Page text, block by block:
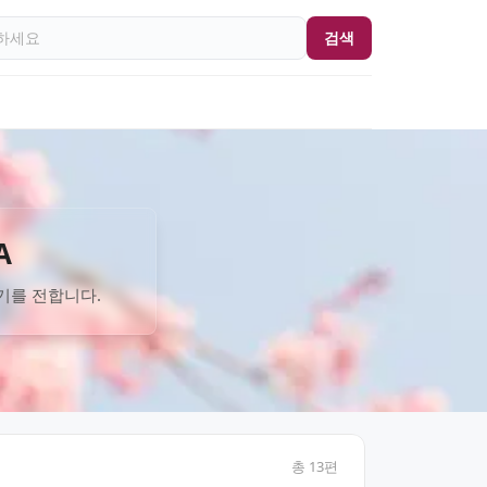
검색
를 전합니다.
총 13편